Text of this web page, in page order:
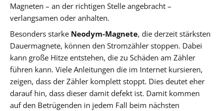
Magneten – an der richtigen Stelle angebracht –
verlangsamen oder anhalten.
Besonders starke Neodym-Magnete, die derzeit stärksten
Dauermagnete, können den Stromzähler stoppen. Dabei
kann große Hitze entstehen, die zu Schäden am Zähler
führen kann. Viele Anleitungen die im Internet kursieren,
zeigen, dass der Zähler komplett stoppt. Dies deutet eher
darauf hin, dass dieser damit defekt ist. Damit kommen
auf den Betrügenden in jedem Fall beim nächsten